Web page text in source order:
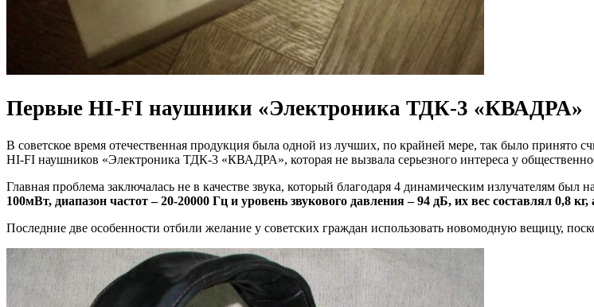
Первые HI-FI наушники «Электроника ТДК-3 «КВАДРА»
В советское время отечественная продукция была одной из лучших, по крайней мере, так было принято
HI-FI наушников «Электроника ТДК-3 «КВАДРА», которая не вызвала серьезного интереса у
Главная проблема заключалась не в качестве звука, который благодаря 4 динамическим излучателям был
100мВт, диапазон частот – 20-20000 Гц и уровень звукового давления – 94 дБ, их вес составлял 0,8 кг,
Последние две особенности отбили желание у советских граждан использовать новомодную вещицу,